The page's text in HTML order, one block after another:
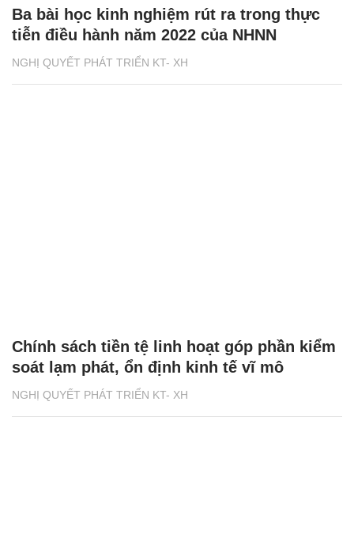
NGHỊ QUYẾT PHÁT TRIỂN KT- XH
Ba bài học kinh nghiệm rút ra trong thực
tiễn điều hành năm 2022 của NHNN
NGHỊ QUYẾT PHÁT TRIỂN KT- XH
Chính sách tiền tệ linh hoạt góp phần kiểm
soát lạm phát, ổn định kinh tế vĩ mô